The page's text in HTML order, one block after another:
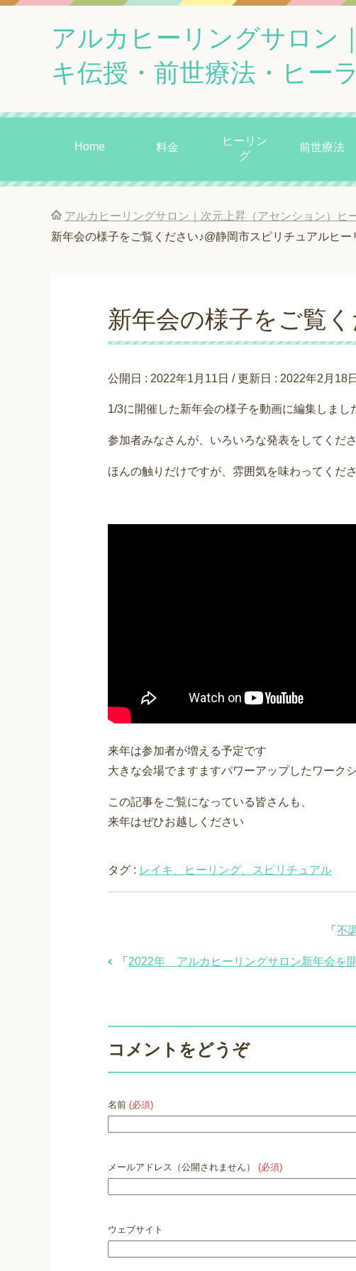
アルカヒーリングサロン
キ伝授・前世療法・ヒー
Home 料金
ヒーリン
グ
前世療法
アルカヒーリングサロン｜次元上昇（アセンション）
新年会の様子をご覧ください♪@静岡市スピリチュアルヒー
新年会の様子をご覧
公開日 : 2022年1月11日 / 更新日 : 2022年2月18日
1/3に開催した新年会の様子を動画に編集しまし
参加者みなさんが、いろいろな発表をしてくだ
ほんの触りだけですが、雰囲気を味わってくださ
来年は参加者が増える予定です
大きな会場でますますパワーアップしたワーク
この記事をご覧になっている皆さんも、
来年はぜひお越しください
タグ : レイキ、ヒーリング、スピリチュアル
「 不
「 2022年 アルカヒーリングサロン新年会を
コメントをどうぞ
名前 (必須)
メールアドレス（公開されません） (必須)
ウェブサイト